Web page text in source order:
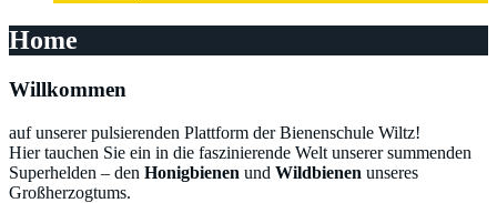
Home
Willkommen
auf unserer pulsierenden Plattform der Bienenschule Wiltz!
Hier tauchen Sie ein in die faszinierende Welt unserer summenden
Superhelden – den Honigbienen und Wildbienen unseres
Großherzogtums.